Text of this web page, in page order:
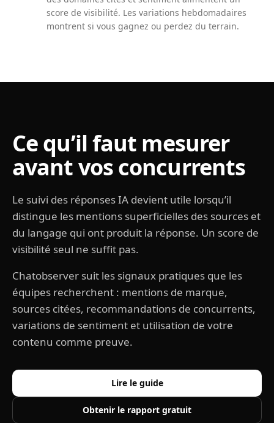
score de visibilité. Les variations hebdomadaires
montrent si vous gagnez ou perdez du terrain.
Ce qu’il faut mesurer
avant vos concurrents
Le suivi des réponses IA devient utile lorsqu’il
distingue les mentions superficielles des sources et
du langage qui ont produit la réponse. Un score de
visibilité seul ne suffit pas.
Chatobserver suit les signaux pratiques que les
équipes recherchent : mentions de marque,
sources citées, recommandations de concurrents,
variations de sentiment et utilisation de votre
contenu comme preuve.
Lire le guide
Obtenir le rapport gratuit